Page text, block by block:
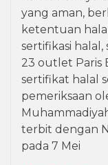
yang aman,
ketentuan
sertifikasi halal,
23 outlet Paris
sertifikat halal
pemeriksaan
terbit dengan
pada 7 Mei